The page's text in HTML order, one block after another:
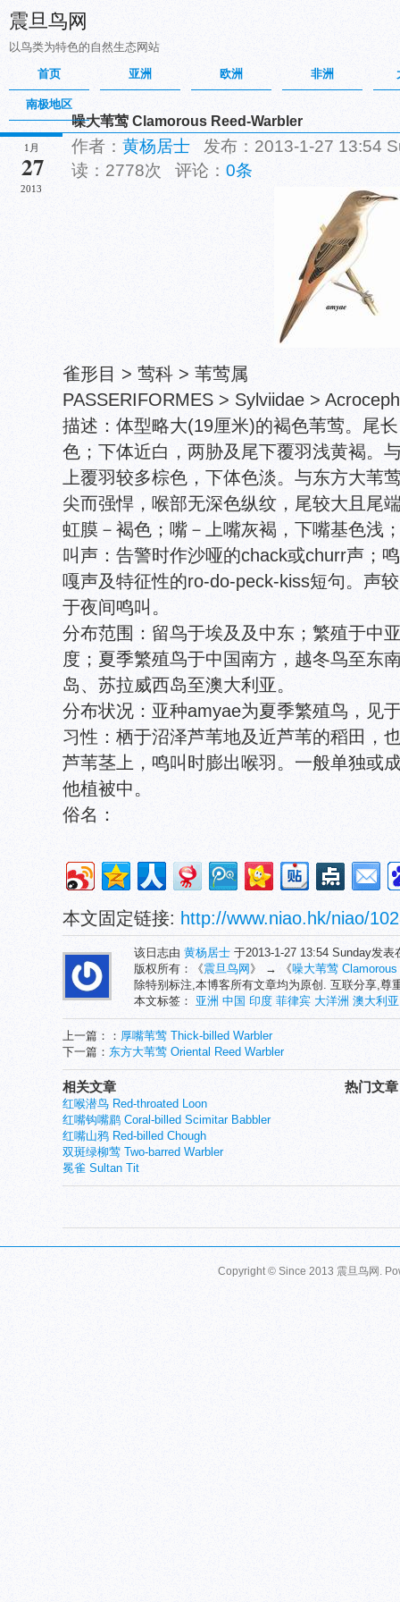
震旦鸟网
以鸟类为特色的自然生态网站
首页
亚洲 欧洲 非洲
南极地区
1月
27
2013
噪大苇莺 Clamorous Reed-Warbler
作者： 黄杨居士 发布：2013-1-27 13:54
读：2778次 评论： 0条
雀形目 > 莺科 > 苇莺属
PASSERIFORMES > Sylviidae >
描述：体型略大(19厘米)的褐色苇莺。尾
色；下体近白，两胁及尾下覆羽浅黄褐。
上覆羽较多棕色，下体色淡。与东方大苇
尖而强悍，喉部无深色纵纹，尾较大且尾
虹膜－褐色；嘴－上嘴灰褐，下嘴基色浅
叫声：告警时作沙哑的chack或churr声；
嘎声及特征性的ro-do-peck-kiss短句。声
于夜间鸣叫。
分布范围：留鸟于埃及及中东；繁殖于中
度；夏季繁殖鸟于中国南方，越冬鸟至东
岛、苏拉威西岛至澳大利亚。
分布状况：亚种amyae为夏季繁殖鸟，见
习性：栖于沼泽芦苇地及近芦苇的稻田，
芦苇茎上，鸣叫时膨出喉羽。一般单独或
他植被中。
俗名：
本文固定链接: http://www.niao.hk/niao/
该日志由 黄杨居士 于2013-1-27 13:54 Sunday发
版权所有：《震旦鸟网 》 → 《噪大苇莺 Clamorous
除特别标注,本博客所有文章均为原创. 互联分享,尊
本文标签： 亚洲 中国 印度 菲律宾 大洋洲 澳大利亚
上一篇：： 厚嘴苇莺 Thick-billed Warbler
下一篇： 东方大苇莺 Oriental Reed Warbler
热门文章
相关文章
红喉潜鸟 Red-throated Loon
红嘴钩嘴鹛 Coral-billed Scimitar Babbler
红嘴山鸦 Red-billed Chough
双斑绿柳莺 Two-barred Warbler
冕雀 Sultan Tit
Copyright © Since 2013 震旦鸟网 .